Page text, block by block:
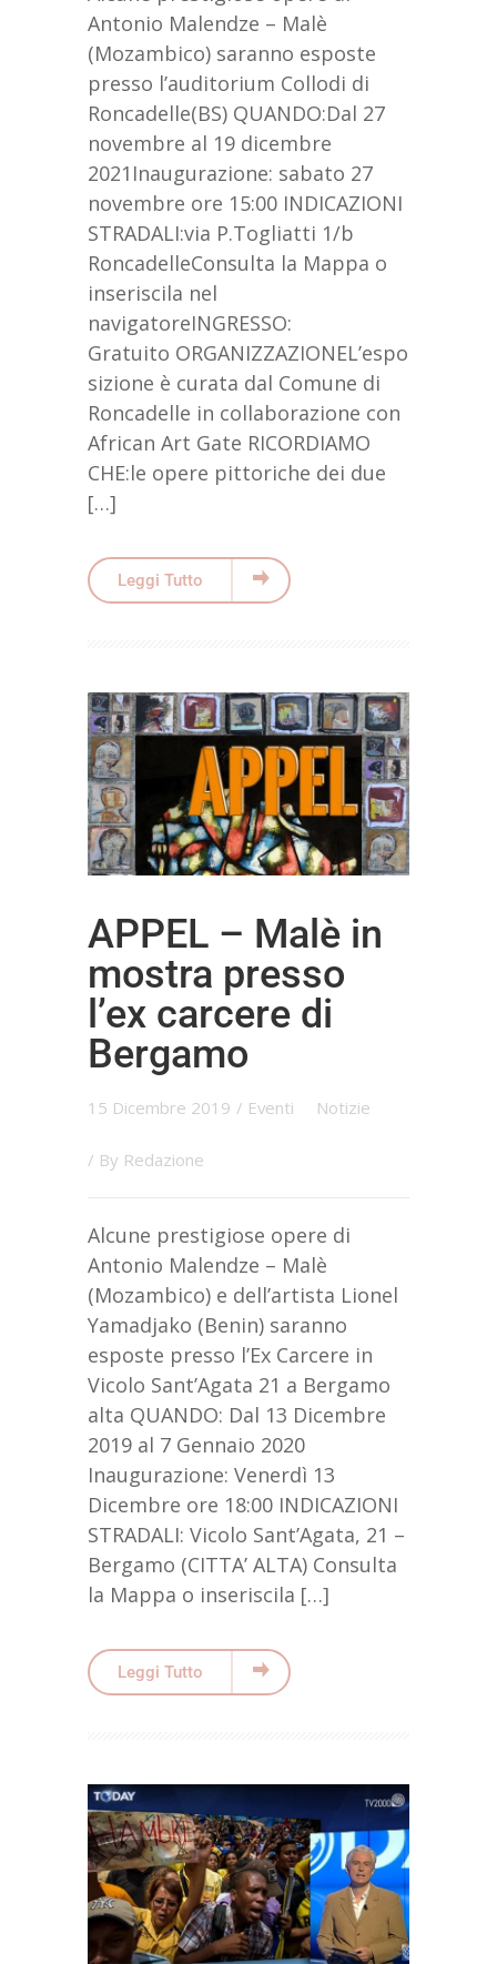
Antonio Malendze – Malè
(Mozambico) saranno esposte
presso l’auditorium Collodi di
Roncadelle(BS) QUANDO:Dal 27
novembre al 19 dicembre
2021Inaugurazione: sabato 27
novembre ore 15:00 INDICAZIONI
STRADALI:via P.Togliatti 1/b
RoncadelleConsulta la Mappa o
inseriscila nel
navigatoreINGRESSO:
Gratuito ORGANIZZAZIONEL’espo
sizione è curata dal Comune di
Roncadelle in collaborazione con
African Art Gate RICORDIAMO
CHE:le opere pittoriche dei due
[…]
Leggi Tutto
APPEL – Malè in
mostra presso
l’ex carcere di
Bergamo
15 Dicembre 2019 / Eventi Notizie
/ By Redazione
Alcune prestigiose opere di
Antonio Malendze – Malè
(Mozambico) e dell’artista Lionel
Yamadjako (Benin) saranno
esposte presso l’Ex Carcere in
Vicolo Sant’Agata 21 a Bergamo
alta QUANDO: Dal 13 Dicembre
2019 al 7 Gennaio 2020
Inaugurazione: Venerdì 13
Dicembre ore 18:00 INDICAZIONI
STRADALI: Vicolo Sant’Agata, 21 –
Bergamo (CITTA’ ALTA) Consulta
la Mappa o inseriscila […]
Leggi Tutto